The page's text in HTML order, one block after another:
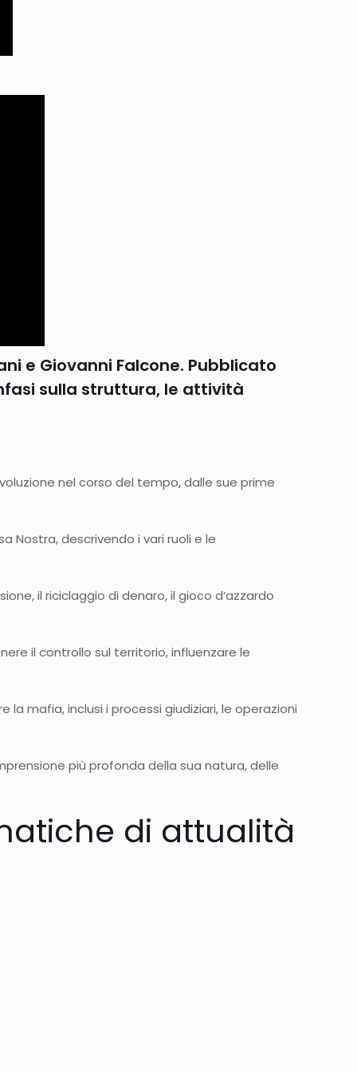
e Giovanni Falcone. Pubblicato
sulla struttura, le attività
nel corso del tempo, dalle sue prime
Nostra, descrivendo i vari ruoli e le
il riciclaggio di denaro, il gioco d’azzardo
il controllo sul territorio, influenzare le
mafia, inclusi i processi giudiziari, le operazioni
più profonda della sua natura, delle
di attualità